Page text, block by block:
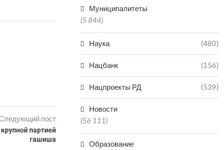
пост
партией
гашиша
Муниципалитеты
(5 844)
Наука (480)
Нацбанк (156)
Нацпроекты РД (539)
Новости
(56 111)
Образование